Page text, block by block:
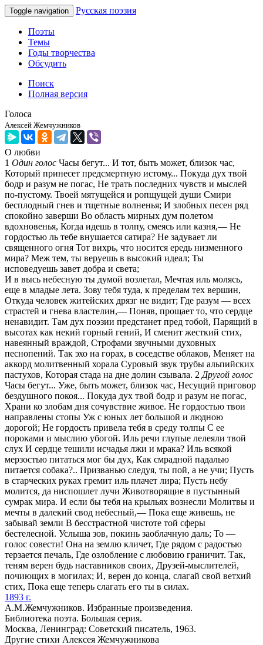
Toggle navigation Русская поэзия
Поэты
Темы
Годы творчества
Обсудить
Поиск
Полная версия
Голоса
Алексей Жемчужников
О любви
1 Один голос Часы бегут... И тот, быть может, близок час,
Который принесет предсмертную истому... Покуда дух твой
бодр и разум не погас, Не трать последних чувств и мыслей
по-пустому. Твоей мятущейся и ропщущей души Смири
бесплодный гнев и тщетные волненья; И злобных песен ряд
спокойно заверши Во область мирных дум полетом
вдохновенья, Когда идешь в толпу, смеясь или казня,— Не
гордостью ль тебе внушается сатира? Не задувает ли
священного огня Тот вихрь, что носится ередь низменного
мира? Меж тем, ты веруешь в высокий идеал; Ты
исповедуешь завет добра и света;
И в высь небесную ты думой возлетал, Мечтая иль молясь,
еще в младые лета. Зову тебя туда, к пределам тех вершин,
Откуда человек житейских дрязг не видит; Где разум — всех
страстей и гнева властелин,— Поняв, прощает то, что сердце
ненавидит. Там дух поэзии предстанет пред тобой, Парящий в
высотах как некий горный гений, И сменит жесткий стих,
навеянный враждой, Строфами звучными духовных
песнопений. Так эхо на горах, в соседстве облаков, Меняет на
аккорд молитвенный хорала Суровый звук трубы альпийских
пастухов, Которая стада на дне долин сзывала. 2 Другой голос
Часы бегут... Уже, быть может, близок час, Несущий приговор
бездушного покоя... Покуда дух твой бодр и разум не погас,
Храни ко злобам дня сочувствие живое. Не гордостью твои
направлены стопы Уж с юных лет большой и людною
дорогой; Не гордость привела тебя в среду толпы С ее
пороками и мыслию убогой. Иль речи глупые лелеяли твой
слух И сердце тешили исчадья лжи и мрака? Иль всякой
мерзостью питаться мог бы дух, Как смрадной падалью
питается собака?.. Призванью следуя, ты пой, а не учи; Пусть
в старческих руках гремит иль плачет лира; Пусть небу
молится, да ниспошлет лучи Животворящие в пустынный
сумрак мира. И если бы тебя на крыльях вознесли Молитвы и
мечты в далекий свод небесный,— Пока еще живешь, не
забывай земли В бесстрастной чистоте той сферы
бестелесной. Услыша зов, покинь заоблачную даль; То —
голос совести! Она на землю кличет, Где рядом с радостью
терзается печаль, Где озлобление с любовию граничит. Так,
теням верен будь наставников своих, Друзей-мыслителей,
почиющих в могилах; И, верен до конца, слагай свой ветхий
стих, Пока еще теперь слагать его ты в силах.
1893 г.
А.М.Жемчужников. Избранные произведения.
Библиотека поэта. Большая серия.
Москва, Ленинград: Советский писатель, 1963.
Другие стихи Алексея Жемчужникова